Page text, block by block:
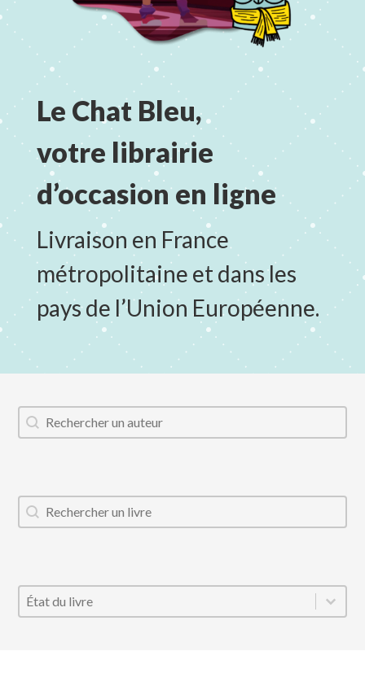
Le Chat Bleu,
votre librairie
d’occasion en ligne
Livraison en France
métropolitaine et dans les
pays de l’Union Européenne.
Auteur
Rechercher
Titre du livre
Rechercher
État
Sélectionnez le contenu
Sélectionnez le contenu